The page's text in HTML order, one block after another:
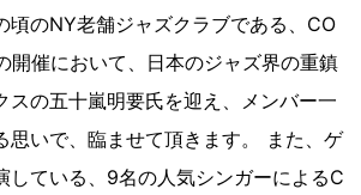
頃のNY老舗ジャズクラブである、CO
開催において、日本のジャズ界の重鎮
スの五十嵐明要氏を迎え、メンバー一
思いで、臨ませて頂きます。 また、ゲ
している、9名の人気シンガーによるC